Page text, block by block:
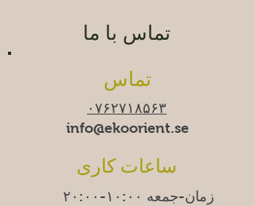
تماس با ما
تماس
۰۷۶۲۷۱۸۵۶۳
info@ekoorient.se​​
ساعات کاری
زمان-جمعه ۱۰:۰۰-۲۰:۰۰